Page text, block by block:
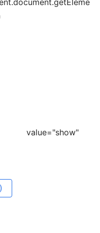
value="show"